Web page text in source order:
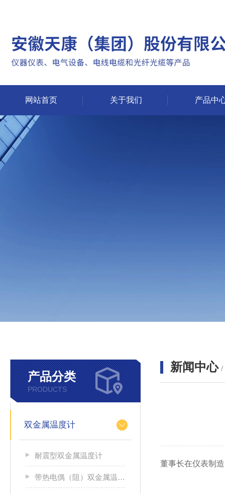
网站首页 关于我们 产品中
产品分类
PRODUCTS
双金属温度计
耐震型双金属温度计
带热电偶（阻）双金属温度计
新闻中心 /
董事长在仪表制造